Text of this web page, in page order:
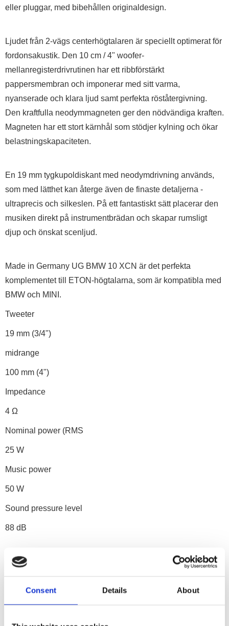
Consent Details About
eller pluggar, med bibehållen originaldesign.
Ljudet från 2-vägs centerhögtalaren är speciellt optimerat för
fordonsakustik. Den 10 cm / 4" woofer-
mellanregisterdrivrutinen har ett ribbförstärkt
pappersmembran och imponerar med sitt varma,
nyanserade och klara ljud samt perfekta röståtergivning.
Den kraftfulla neodymmagneten ger den nödvändiga kraften.
Magneten har ett stort kärnhål som stödjer kylning och ökar
belastningskapaciteten.
En 19 mm tygkupoldiskant med neodymdrivning används,
som med lätthet kan återge även de finaste detaljerna -
ultraprecis och silkeslen. På ett fantastiskt sätt placerar den
musiken direkt på instrumentbrädan och skapar rumsligt
djup och önskat scenljud.
Made in Germany UG BMW 10 XCN är det perfekta
komplementet till ETON-högtalarna, som är kompatibla med
BMW och MINI.
Tweeter
19 mm (3/4")
midrange
100 mm (4")
Impedance
4 Ω
Nominal power (RMS
25 W
Music power
50 W
Sound pressure level
88 dB
ng_BMW_E90_82